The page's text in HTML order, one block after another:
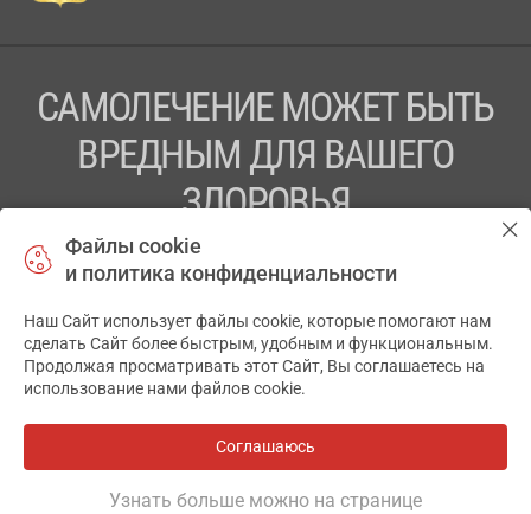
САМОЛЕЧЕНИЕ МОЖЕТ БЫТЬ
ВРЕДНЫМ ДЛЯ ВАШЕГО
ЗДОРОВЬЯ
ПЕРЕД ПРИМЕНЕНИЕМ ПРЕПАРАТА
ПРОКОНСУЛЬТИРУЙТЕСЬ С ВРАЧОМ
ТОВ «АПТЕКА 911.ЮА» Код ЄДРПОУ 43631965.
Отказ от ответственности
АПТЕКА911.ЮА
Файлы cookie
и политика конфиденциальности
Наш Сайт использует файлы cookie, которые помогают нам
сделать Сайт более быстрым, удобным и функциональным.
Продолжая просматривать этот Сайт, Вы соглашаетесь на
использование нами файлов cookie.
Соглашаюсь
Узнать больше можно на странице
✕